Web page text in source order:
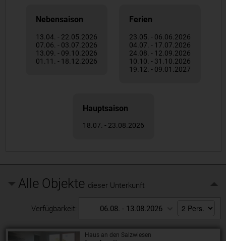
Nebensaison
13.04. - 22.05.2026
07.06. - 03.07.2026
13.09. - 09.10.2026
01.11. - 18.12.2026
Ferien
23.05. - 06.06.2026
04.07. - 17.07.2026
24.08. - 12.09.2026
10.10. - 31.10.2026
19.12. - 09.01.2027
Hauptsaison
18.07. - 23.08.2026
Alle Objekte dieser Unterkunft
Verfügbarkeit: 06.08. - 13.08.2026
Haus an den Salzwiesen